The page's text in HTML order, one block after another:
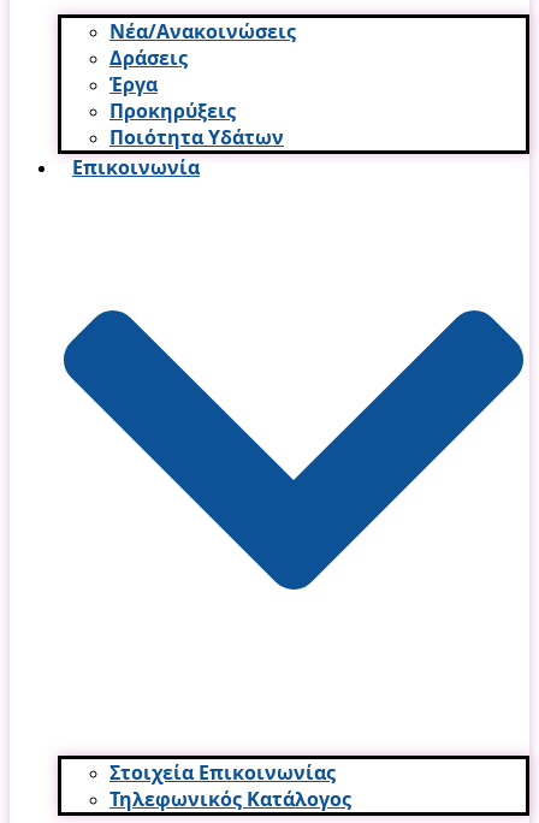
Νέα/Ανακοινώσεις
Δράσεις
Έργα
Προκηρύξεις
Ποιότητα Υδάτων
Επικοινωνία
Στοιχεία Επικοινωνίας
Τηλεφωνικός Κατάλογος